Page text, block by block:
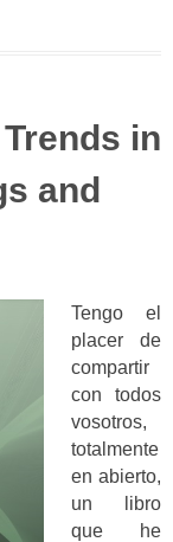
in
and
Tengo el
placer de
compartir
con todos
vosotros,
totalmente
en abierto,
un libro
que he